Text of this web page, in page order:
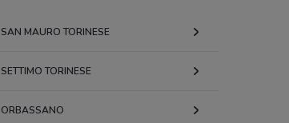
SAN MAURO TORINESE
SETTIMO TORINESE
ORBASSANO